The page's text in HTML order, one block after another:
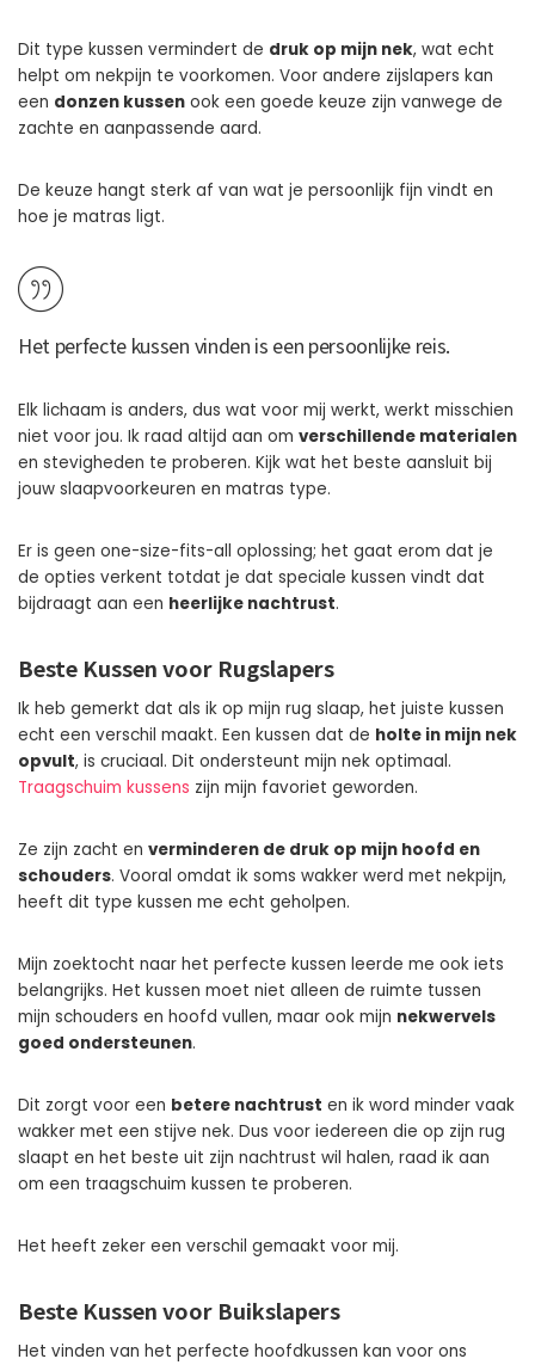
Dit type kussen vermindert de druk op mijn nek, wat echt
helpt om nekpijn te voorkomen. Voor andere zijslapers kan
een donzen kussen ook een goede keuze zijn vanwege de
zachte en aanpassende aard.
De keuze hangt sterk af van wat je persoonlijk fijn vindt en
hoe je matras ligt.
Het perfecte kussen vinden is een persoonlijke reis.
Elk lichaam is anders, dus wat voor mij werkt, werkt misschien
niet voor jou. Ik raad altijd aan om verschillende materialen
en stevigheden te proberen. Kijk wat het beste aansluit bij
jouw slaapvoorkeuren en matras type.
Er is geen one-size-fits-all oplossing; het gaat erom dat je
de opties verkent totdat je dat speciale kussen vindt dat
bijdraagt aan een heerlijke nachtrust.
Beste Kussen voor Rugslapers
Ik heb gemerkt dat als ik op mijn rug slaap, het juiste kussen
echt een verschil maakt. Een kussen dat de holte in mijn nek
opvult, is cruciaal. Dit ondersteunt mijn nek optimaal.
Traagschuim kussens zijn mijn favoriet geworden.
Ze zijn zacht en verminderen de druk op mijn hoofd en
schouders. Vooral omdat ik soms wakker werd met nekpijn,
heeft dit type kussen me echt geholpen.
Mijn zoektocht naar het perfecte kussen leerde me ook iets
belangrijks. Het kussen moet niet alleen de ruimte tussen
mijn schouders en hoofd vullen, maar ook mijn nekwervels
goed ondersteunen.
Dit zorgt voor een betere nachtrust en ik word minder vaak
wakker met een stijve nek. Dus voor iedereen die op zijn rug
slaapt en het beste uit zijn nachtrust wil halen, raad ik aan
om een traagschuim kussen te proberen.
Het heeft zeker een verschil gemaakt voor mij.
Beste Kussen voor Buikslapers
Het vinden van het perfecte hoofdkussen kan voor ons